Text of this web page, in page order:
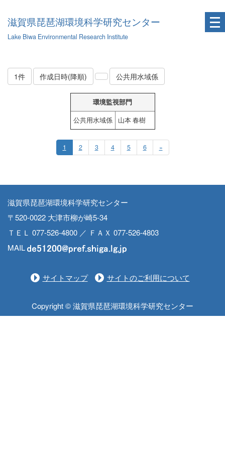
滋賀県琵琶湖環境科学研究センター
Lake Biwa Environmental Research Institute
1件 作成日時(降順) 公共用水域係
環境監視部門
公共用水域係
山本 春樹
1 2 3 4 5 6 »
滋賀県琵琶湖環境科学研究センター
〒520-0022 大津市柳が崎5-34
ＴＥＬ 077-526-4800 ／ ＦＡＸ 077-526-4803
MAIL
サイトマップ サイトのご利用について
Copyright © 滋賀県琵琶湖環境科学研究センター